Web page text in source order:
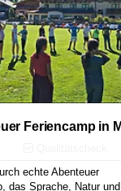
Feriencamp in
echte Abenteuer
das Sprache, Natur